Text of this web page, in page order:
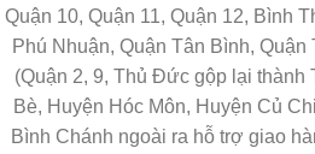
Quận 10, Quận 11, Quận 12, Bình
Phú Nhuận, Quận Tân Bình,
(Quận 2, 9, Thủ Đức gộp lại
Bè, Huyện Hóc Môn, Huyện Củ
Bình Chánh ngoài ra hỗ trợ giao